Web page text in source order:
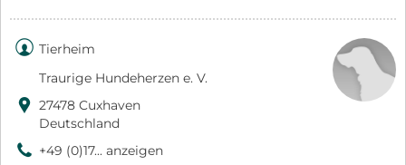
 Tierheim
Traurige Hundeherzen e. V.
 27478 Cuxhaven
Deutschland
9 +49 (0)17... anzeigen